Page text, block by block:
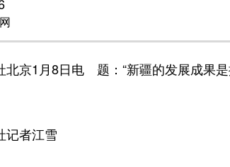
1月8日电 题：“新疆的发展成果是
者江雪